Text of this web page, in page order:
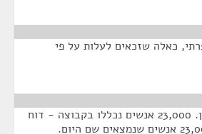
כאלה שזכאים לעלות על פי
זה איננו מצוי בידי כאן. 23,000 אנשים נכללו בקבוצה - דוח